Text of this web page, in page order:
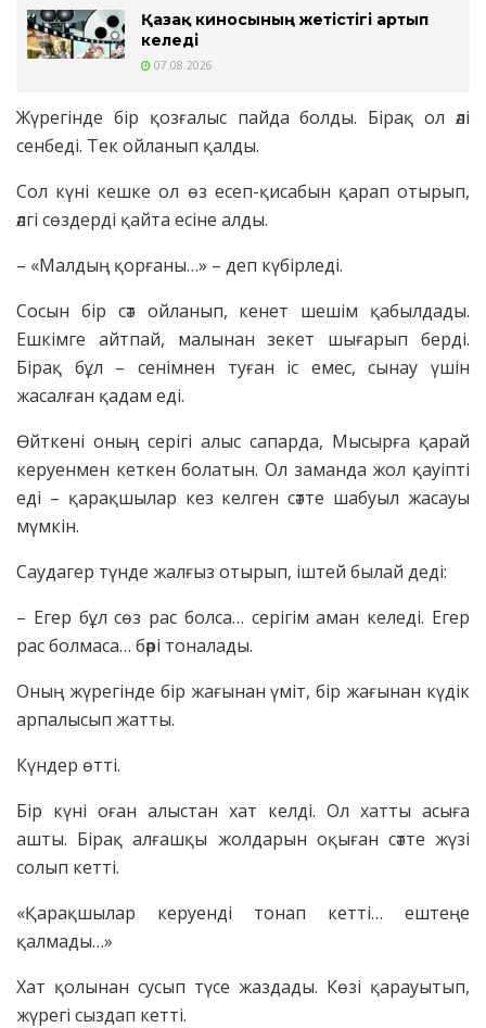
Қазақ киносының жетістігі артып
келеді
07.08.2026
Жүрегінде бір қозғалыс пайда болды. Бірақ ол әлі
сенбеді. Тек ойланып қалды.
Сол күні кешке ол өз есеп-қисабын қарап отырып,
әлгі сөздерді қайта есіне алды.
– «Малдың қорғаны…» – деп күбірледі.
Сосын бір сәт ойланып, кенет шешім қабылдады.
Ешкімге айтпай, малынан зекет шығарып берді.
Бірақ бұл – сенімнен туған іс емес, сынау үшін
жасалған қадам еді.
Өйткені оның серігі алыс сапарда, Мысырға қарай
керуенмен кеткен болатын. Ол заманда жол қауіпті
еді – қарақшылар кез келген сәтте шабуыл жасауы
мүмкін.
Саудагер түнде жалғыз отырып, іштей былай деді:
– Егер бұл сөз рас болса… серігім аман келеді. Егер
рас болмаса… бәрі тоналады.
Оның жүрегінде бір жағынан үміт, бір жағынан күдік
арпалысып жатты.
Күндер өтті.
Бір күні оған алыстан хат келді. Ол хатты асыға
ашты. Бірақ алғашқы жолдарын оқыған сәтте жүзі
солып кетті.
«Қарақшылар керуенді тонап кетті… ештеңе
қалмады…»
Хат қолынан сусып түсе жаздады. Көзі қарауытып,
жүрегі сыздап кетті.